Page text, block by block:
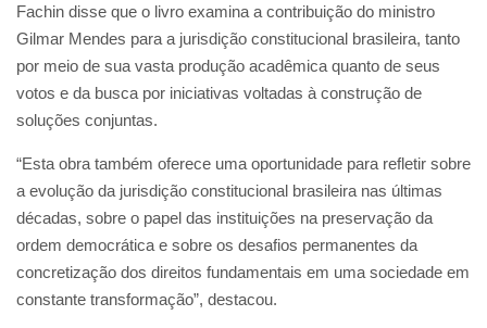
Fachin disse que o livro examina a contribuição do ministro
Gilmar Mendes para a jurisdição constitucional brasileira, tanto
por meio de sua vasta produção acadêmica quanto de seus
votos e da busca por iniciativas voltadas à construção de
soluções conjuntas.
“Esta obra também oferece uma oportunidade para refletir sobre
a evolução da jurisdição constitucional brasileira nas últimas
décadas, sobre o papel das instituições na preservação da
ordem democrática e sobre os desafios permanentes da
concretização dos direitos fundamentais em uma sociedade em
constante transformação”, destacou.